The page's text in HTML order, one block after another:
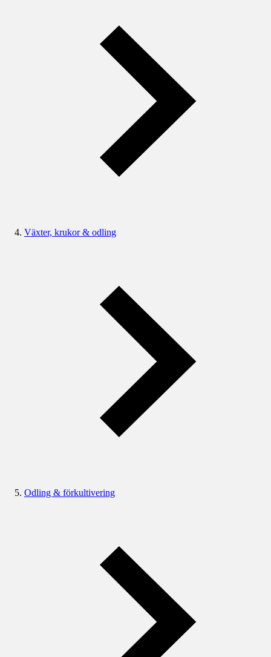
Växter, krukor & odling
Odling & förkultivering